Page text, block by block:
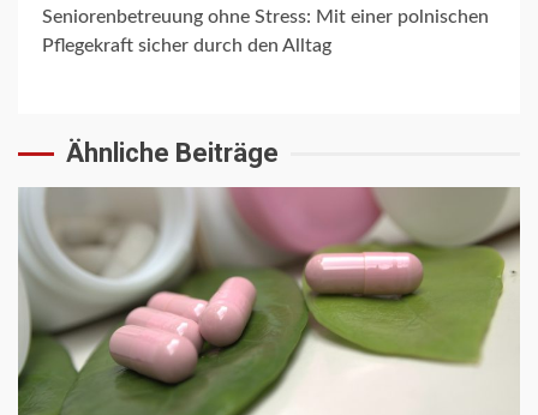
Seniorenbetreuung ohne Stress: Mit einer polnischen
Pflegekraft sicher durch den Alltag
Ähnliche Beiträge